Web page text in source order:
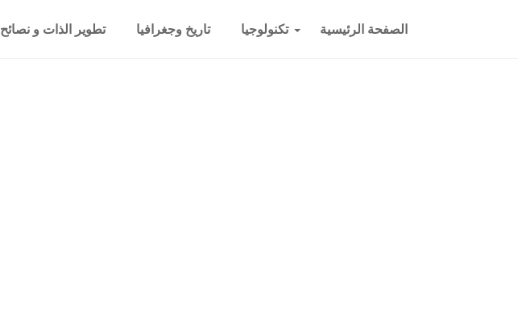
الصفحة الرئيسية تكنولوجيا تاريخ وجغرافيا تطوير الذات و نصائح